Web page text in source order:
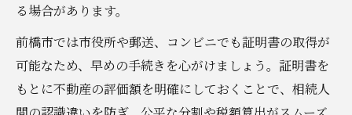
る場合があります。
前橋市では市役所や郵送、コンビニでも証明書の取得が
可能なため、早めの手続きを心がけましょう。証明書を
もとに不動産の評価額を明確にしておくことで、相続人